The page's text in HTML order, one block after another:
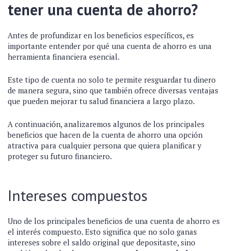
tener una cuenta de ahorro?
Antes de profundizar en los beneficios específicos, es
importante entender por qué una cuenta de ahorro es una
herramienta financiera esencial.
Este tipo de cuenta no solo te permite resguardar tu dinero
de manera segura, sino que también ofrece diversas ventajas
que pueden mejorar tu salud financiera a largo plazo.
A continuación, analizaremos algunos de los principales
beneficios que hacen de la cuenta de ahorro una opción
atractiva para cualquier persona que quiera planificar y
proteger su futuro financiero.
Intereses compuestos
Uno de los principales beneficios de una cuenta de ahorro es
el interés compuesto. Esto significa que no solo ganas
intereses sobre el saldo original que depositaste, sino